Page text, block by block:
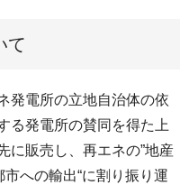
て
発電所の立地自治体の依
る発電所の賛同を得た上
に販売し、再エネの”地産
への輸出“に割り振り運